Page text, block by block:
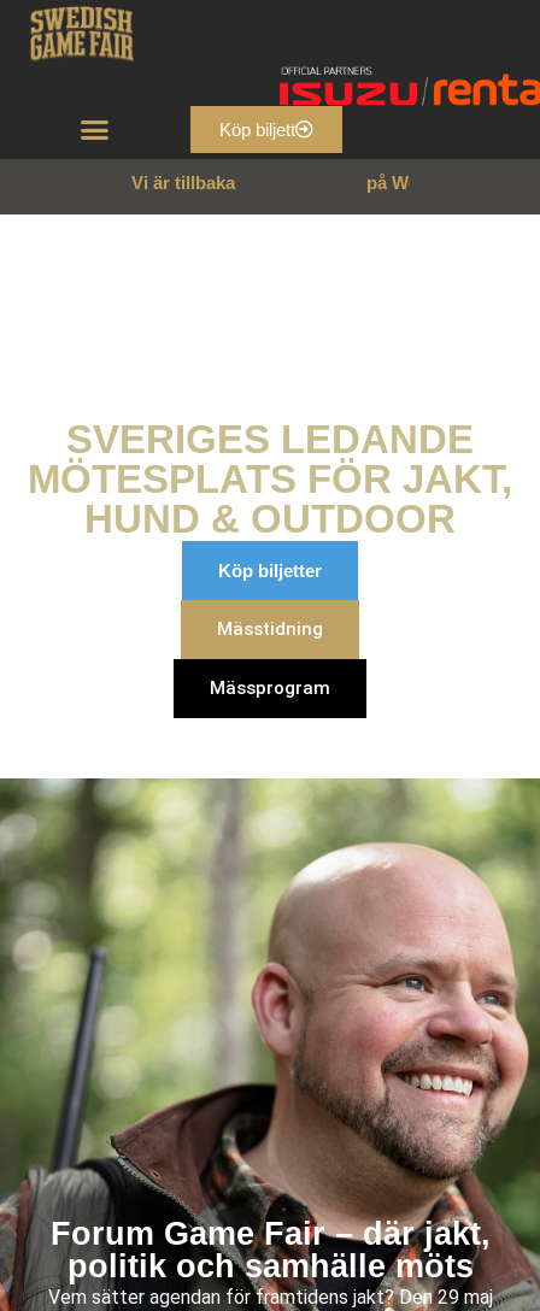
Köp biljett
Vi är tillbaka 026
SVERIGES LEDANDE
MÖTESPLATS FÖR JAKT,
HUND & OUTDOOR
Köp biljetter
Mässtidning
Mässprogram
Forum Game Fair – där jakt,
politik och samhälle möts
Vem sätter agendan för framtidens jakt? Den 29 maj